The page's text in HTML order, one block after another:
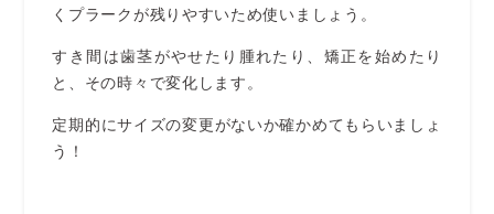
くプラークが残りやすいため使いましょう。
すき間は歯茎がやせたり腫れたり、矯正を始めたり
と、その時々で変化します。
定期的にサイズの変更がないか確かめてもらいましょ
う！